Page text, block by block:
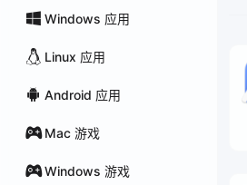
Windows 应用
Linux 应用
Android 应用
Mac 游戏
Windows 游戏